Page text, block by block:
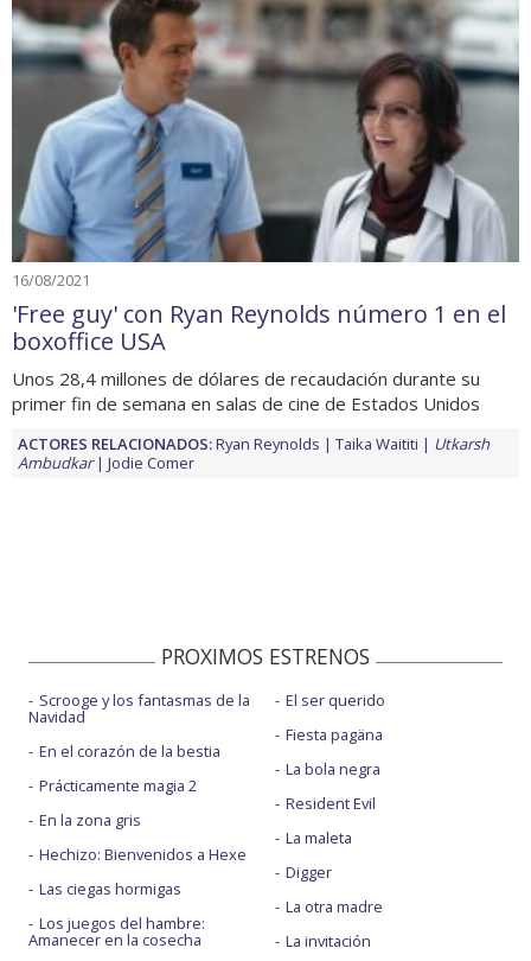
16/08/2021
'Free guy' con Ryan Reynolds número 1 en el
boxoffice USA
Unos 28,4 millones de dólares de recaudación durante su
primer fin de semana en salas de cine de Estados Unidos
ACTORES RELACIONADOS:Ryan Reynolds Taika Waititi
Utkarsh
Ambudkar
Jodie Comer
PROXIMOS ESTRENOS
Scrooge y los fantasmas de la
Navidad
En el corazón de la bestia
Prácticamente magia 2
En la zona gris
Hechizo: Bienvenidos a Hexe
Las ciegas hormigas
Los juegos del hambre:
Amanecer en la cosecha
El ser querido
Fiesta pagäna
La bola negra
Resident Evil
La maleta
Digger
La otra madre
La invitación